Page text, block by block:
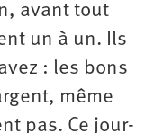
avant tout
un à un. Ils
: les bons
même
pas. Ce jour-